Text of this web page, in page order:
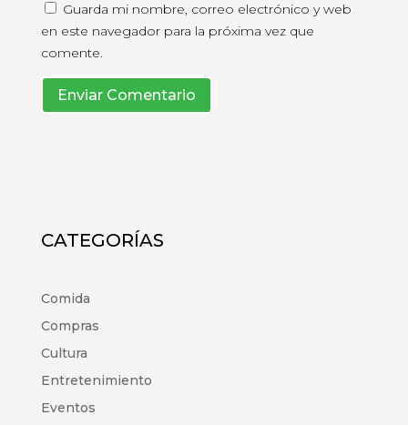
Guarda mi nombre, correo electrónico y web
en este navegador para la próxima vez que
comente.
Enviar Comentario
CATEGORÍAS
Comida
Compras
Cultura
Entretenimiento
Eventos